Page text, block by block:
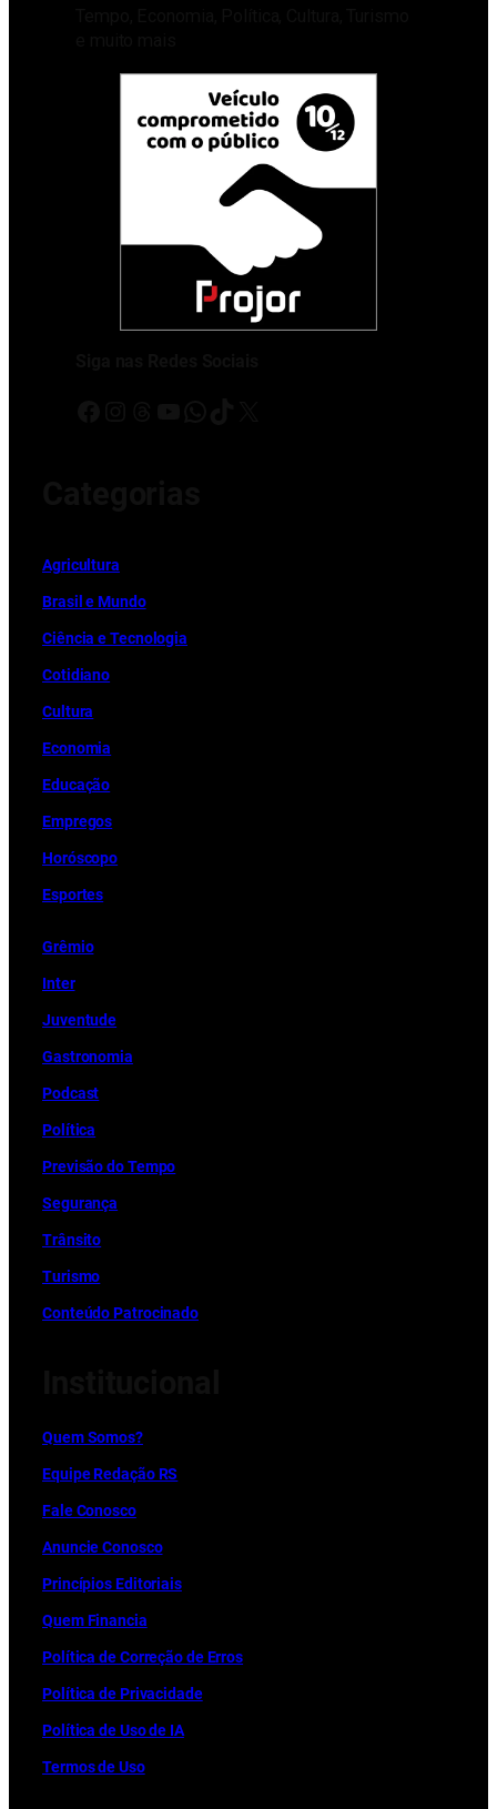
Agricultura
Brasil e Mundo
Ciência e Tecnologia
Cotidiano
Cultura
Economia
Educação
Empregos
Horóscopo
Esportes
Grêmio
Inter
Juventude
Gastronomia
Podcast
Política
Previsão do Tempo
Segurança
Trânsito
Turismo
Conteúdo Patrocinado
Quem Somos?
Equipe Redação RS
Fale Conosco
Anuncie Conosco
Princípios Editoriais
Quem Financia
Política de Correção de Erros
Política de Privacidade
Política de Uso de IA
Termos de Uso